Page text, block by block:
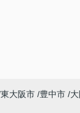
東大阪市 豊中市